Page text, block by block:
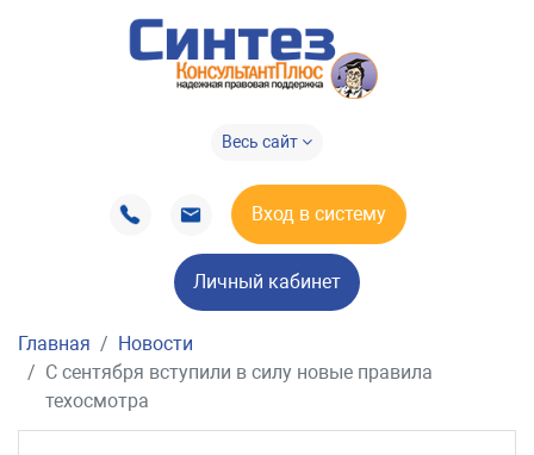
Весь сайт
Вход в систему
Личный кабинет
Главная
Новости
С сентября вступили в силу новые правила
техосмотра